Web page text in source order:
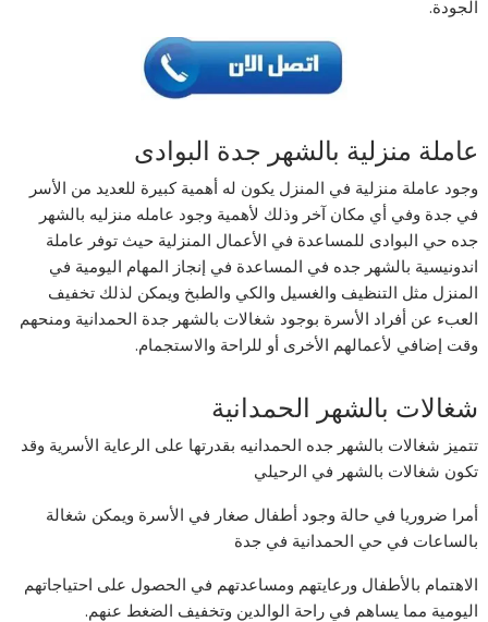
الجودة.
عاملة منزلية بالشهر جدة البوادى
وجود عاملة منزلية في المنزل يكون له أهمية كبيرة للعديد من الأسر
في جدة وفي أي مكان آخر وذلك لأهمية وجود عامله منزليه بالشهر
جده حي البوادى للمساعدة في الأعمال المنزلية حيث توفر عاملة
اندونيسية بالشهر جده في المساعدة في إنجاز المهام اليومية في
المنزل مثل التنظيف والغسيل والكي والطبخ ويمكن لذلك تخفيف
العبء عن أفراد الأسرة بوجود شغالات بالشهر جدة الحمدانية ومنحهم
وقت إضافي لأعمالهم الأخرى أو للراحة والاستجمام.
شغالات بالشهر الحمدانية
تتميز شغالات بالشهر جده الحمدانيه بقدرتها على الرعاية الأسرية وقد
تكون شغالات بالشهر في الرحيلي
أمرا ضروريا في حالة وجود أطفال صغار في الأسرة ويمكن شغالة
بالساعات في حي الحمدانية في جدة
الاهتمام بالأطفال ورعايتهم ومساعدتهم في الحصول على احتياجاتهم
اليومية مما يساهم في راحة الوالدين وتخفيف الضغط عنهم.